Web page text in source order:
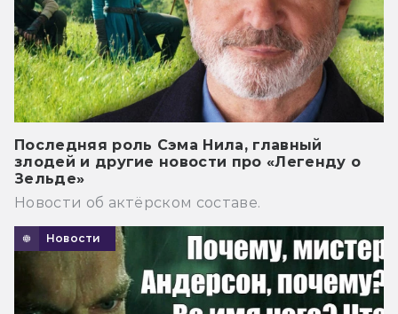
Последняя роль Сэма Нила, главный
злодей и другие новости про «Легенду о
Зельде»
Новости об актёрском составе.
Новости